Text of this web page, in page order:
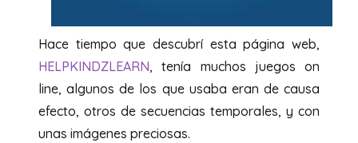
Hace tiempo que descubrí esta página web,
HELPKINDZLEARN, tenía muchos juegos on
line, algunos de los que usaba eran de causa
efecto, otros de secuencias temporales, y con
unas imágenes preciosas.